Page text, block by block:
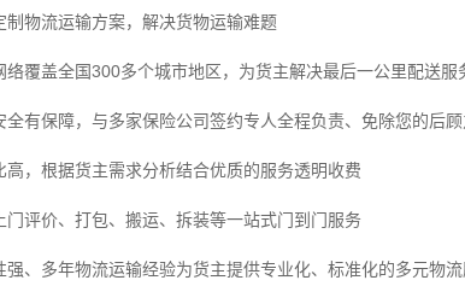
制物流运输方案，解决货物运输难题
络覆盖全国300多个城市地区，为货主解决最后一公里配送服
全有保障，与多家保险公司签约专人全程负责、免除您的后
高，根据货主需求分析结合优质的服务透明收费
门评价、打包、搬运、拆装等一站式门到门服务
强、多年物流运输经验为货主提供专业化、标准化的多元物